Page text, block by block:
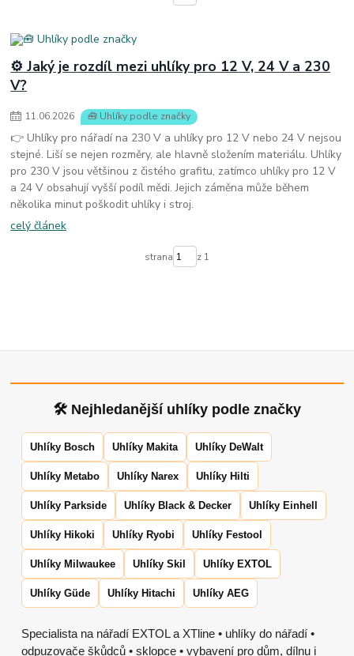
⚙️ Jaký je rozdíl mezi uhlíky pro 12 V, 24 V a 230
V?
11.06.2026 🧰 Uhlíky podle značky
👉 Uhlíky pro nářadí na 230 V a uhlíky pro 12 V nebo 24 V nejsou
stejné. Liší se nejen rozměry, ale hlavně složením materiálu. Uhlíky
pro 230 V jsou většinou z čistého grafitu, zatímco uhlíky pro 12 V
a 24 V obsahují vyšší podíl mědi. Jejich záměna může během
několika minut poškodit uhlíky i stroj.
celý článek
strana z 1
🛠 Nejhledanější uhlíky podle značky
Uhlíky Bosch Uhlíky Makita Uhlíky DeWalt
Uhlíky Metabo Uhlíky Narex Uhlíky Hilti
Uhlíky Parkside Uhlíky Black & Decker Uhlíky Einhell
Uhlíky Hikoki Uhlíky Ryobi Uhlíky Festool
Uhlíky Milwaukee Uhlíky Skil Uhlíky EXTOL
Uhlíky Güde Uhlíky Hitachi Uhlíky AEG
Specialista na nářadí EXTOL a XTline • uhlíky do nářadí •
odpuzovače škůdců • sklopce • vybavení pro dům, dílnu i